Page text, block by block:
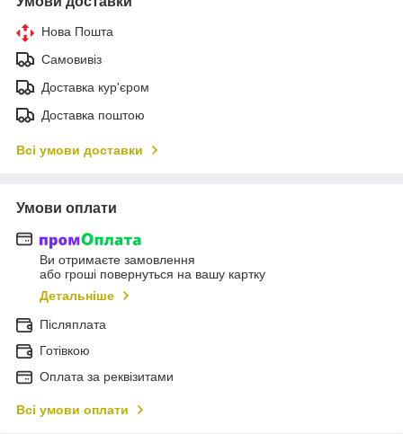
Нова Пошта
Самовивіз
Доставка кур'єром
Доставка поштою
Всі умови доставки
Умови оплати
Ви отримаєте замовлення
або гроші повернуться на вашу картку
Детальніше
Післяплата
Готівкою
Оплата за реквізитами
Всі умови оплати